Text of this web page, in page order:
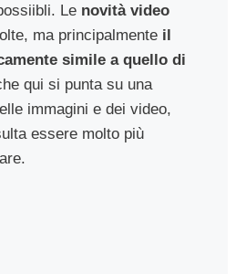
Le novità video
ma principalmente il
simile a quello di
qui si punta su una
immagini e dei video,
essere molto più